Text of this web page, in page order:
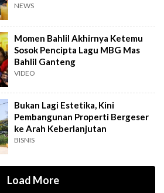
NEWS
Momen Bahlil Akhirnya Ketemu
Sosok Pencipta Lagu MBG Mas
Bahlil Ganteng
VIDEO
Bukan Lagi Estetika, Kini
Pembangunan Properti Bergeser
ke Arah Keberlanjutan
BISNIS
Load More